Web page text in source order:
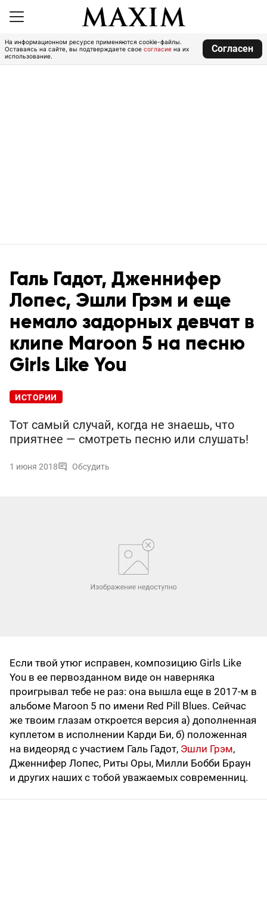
На информационном ресурсе применяются cookie-файлы.
Оставаясь на сайте, вы подтверждаете свое согласие на их
использование.
Согласен
Галь Гадот, Дженнифер
Лопес, Эшли Грэм и еще
немало задорных девчат в
клипе Maroon 5 на песню
Girls Like You
ИСТОРИИ
Тот самый случай, когда не знаешь, что
приятнее — смотреть песню или слушать!
1 июня 2018 Обсудить
Если твой утюг исправен, композицию Girls Like
You в ее первозданном виде он наверняка
проигрывал тебе не раз: она вышла еще в 2017-м в
альбоме Maroon 5 по имени Red Pill Blues. Сейчас
же твоим глазам откроется версия а) дополненная
куплетом в исполнении Карди Би, б) положенная
на видеоряд с участием Галь Гадот, Эшли Грэм,
Дженнифер Лопес, Риты Оры, Милли Бобби Браун
и других наших с тобой уважаемых современниц.